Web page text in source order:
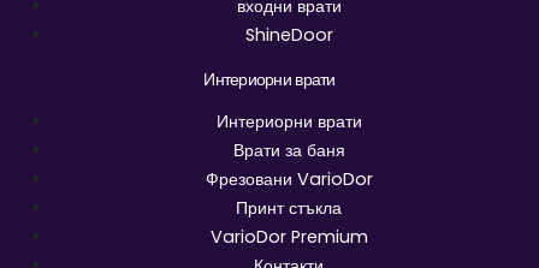
входни врати
ShineDoor
Интериорни врати
Интериорни врати
Врати за баня
Фрезовани VarioDor
Принт стъкла
VarioDor Premium